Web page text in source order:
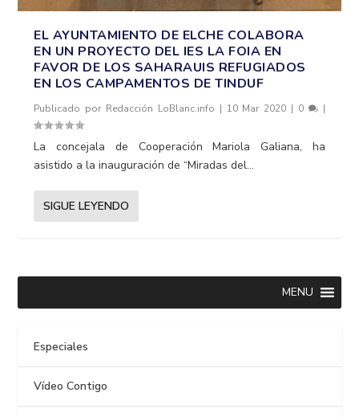
EL AYUNTAMIENTO DE ELCHE COLABORA
EN UN PROYECTO DEL IES LA FOIA EN
FAVOR DE LOS SAHARAUIS REFUGIADOS
EN LOS CAMPAMENTOS DE TINDUF
Publicado por Redacción LoBlanc.info | 10 Mar 2020 | 0 |
La concejala de Cooperación Mariola Galiana, ha
asistido a la inauguración de “Miradas del...
SIGUE LEYENDO
MENU
Especiales
Vídeo Contigo